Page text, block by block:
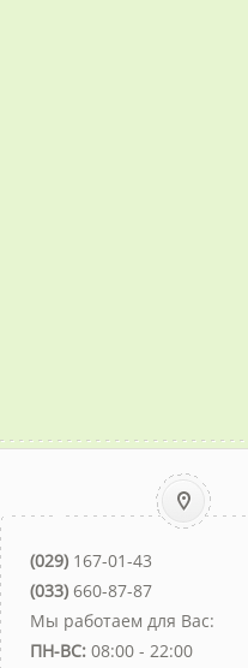
(029) 167-01-43
(033) 660-87-87
Мы работаем для Вас:
ПН-ВС: 08:00 - 22:00